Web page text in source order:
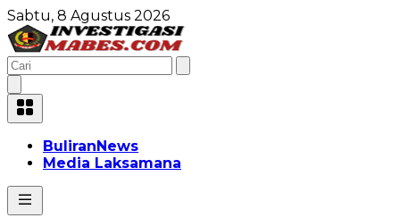
Sabtu, 8 Agustus 2026
BuliranNews
Media Laksamana